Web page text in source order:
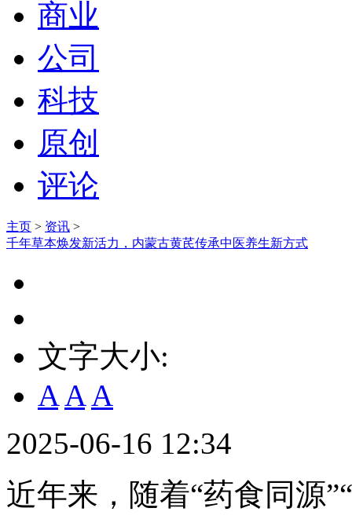
商业
公司
科技
原创
评论
主页 > 资讯 >
千年草本焕发新活力，内蒙古黄芪传承中医养生新方式
文字大小:
A A A
2025-06-16 12:34
近年来，随着“药食同源